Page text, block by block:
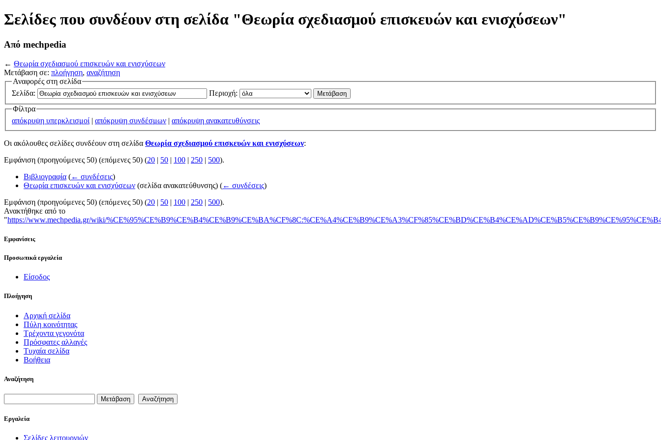
Σελίδες που συνδέουν στη σελίδα "Θεωρία σχεδιασμού επισκευών και ενισχύσεων"
Από mechpedia
← Θεωρία σχεδιασμού επισκευών και ενισχύσεων
Μετάβαση σε: πλοήγηση, αναζήτηση
Αναφορές στη σελίδα
Σελίδα:
Περιοχή:
Φίλτρα
απόκρυψη υπερκλεισμοί | απόκρυψη συνδέσμων | απόκρυψη ανακατευθύνσεις
Οι ακόλουθες σελίδες συνδέουν στη σελίδα Θεωρία σχεδιασμού επισκευών και ενισχύσεων:
Εμφάνιση (προηγούμενες 50) (επόμενες 50) (20 | 50 | 100 | 250 | 500).
Βιβλιογραφία (← συνδέσεις)
Θεωρία επισκευών και ενισχύσεων (σελίδα ανακατεύθυνσης) (← συνδέσεις)
Εμφάνιση (προηγούμενες 50) (επόμενες 50) (20 | 50 | 100 | 250 | 500).
Ανακτήθηκε από το
"https://www.mechpedia.gr/wiki/
Εμφανίσεις
Προσωπικά εργαλεία
Είσοδος
Πλοήγηση
Αρχική σελίδα
Πύλη κοινότητας
Τρέχοντα γεγονότα
Πρόσφατες αλλαγές
Τυχαία σελίδα
Βοήθεια
Αναζήτηση
Εργαλεία
Σελίδες λειτουργιών